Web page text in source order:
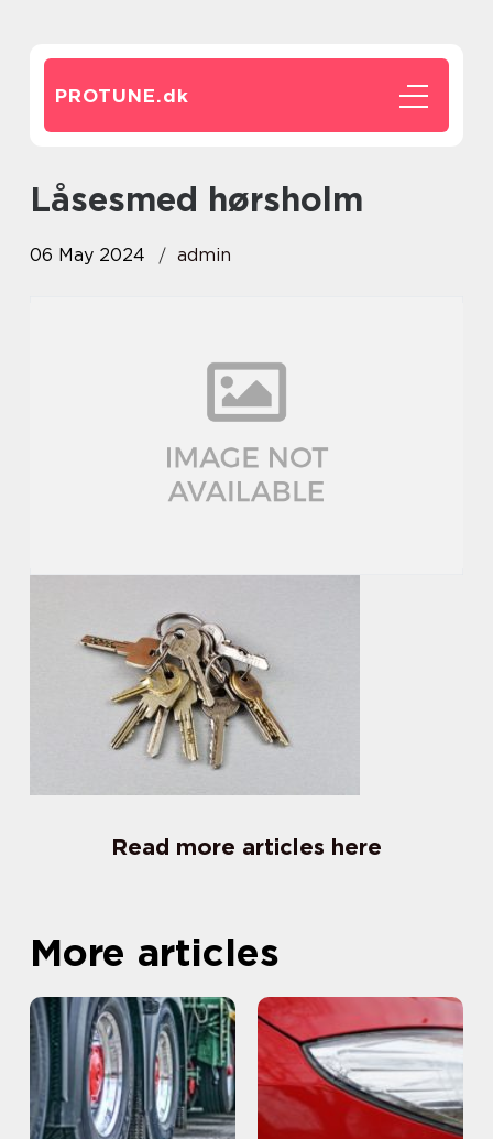
PROTUNE.dk
låsesmed hørsholm
06 May 2024 admin
Read more articles here
More articles